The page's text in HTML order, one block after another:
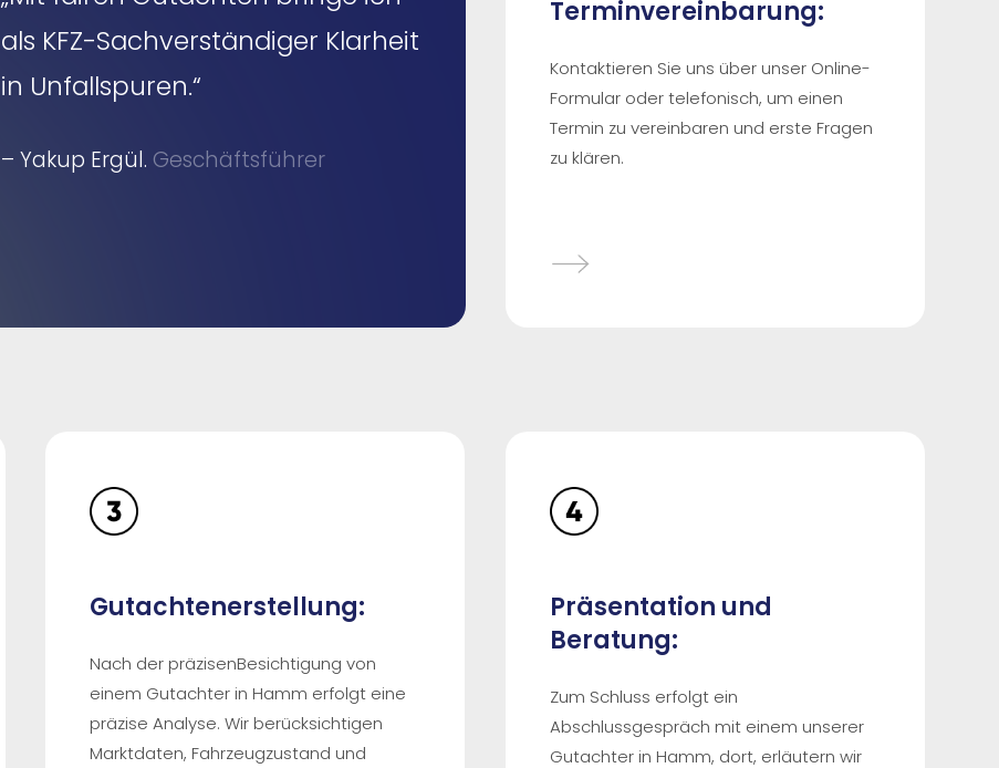
als KFZ-Sachverständiger Klarheit
in Unfallspuren.“
– Yakup Ergül. Geschäftsführer
Terminvereinbarung:
Kontaktieren Sie uns über unser Online-
Formular oder telefonisch, um einen
Termin zu vereinbaren und erste Fragen
zu klären.
Gutachtenerstellung:
Nach der präzisenBesichtigung von
einem Gutachter in Hamm erfolgt eine
präzise Analyse. Wir berücksichtigen
Marktdaten, Fahrzeugzustand und
Präsentation und
Beratung:
Zum Schluss erfolgt ein
Abschlussgespräch mit einem unserer
Gutachter in Hamm, dort, erläutern wir